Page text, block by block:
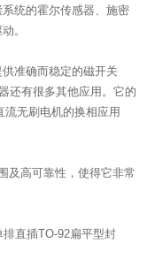
统的霍尔传感器、施密
。
准确而稳定的磁开关
还有很多其他应用。它的
无刷电机的换相应用
及高可靠性，使得它非常
直插TO-92扁平型封